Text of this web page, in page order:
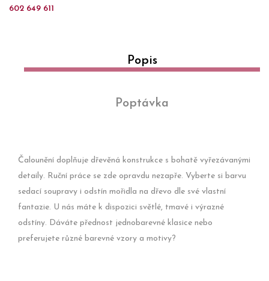
602 649 611
Popis
Poptávka
Čalounění doplňuje dřevěná konstrukce s bohatě vyřezávanými
detaily. Ruční práce se zde opravdu nezapře. Vyberte si barvu
sedací soupravy i odstín mořidla na dřevo dle své vlastní
fantazie. U nás máte k dispozici světlé, tmavé i výrazné
odstíny. Dáváte přednost jednobarevné klasice nebo
preferujete různé barevné vzory a motivy?